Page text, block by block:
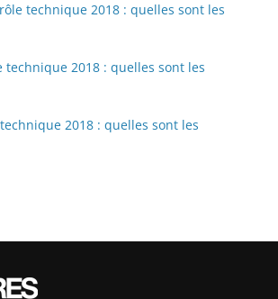
technique 2018 : quelles sont les
technique 2018 : quelles sont les
2018 : quelles sont les